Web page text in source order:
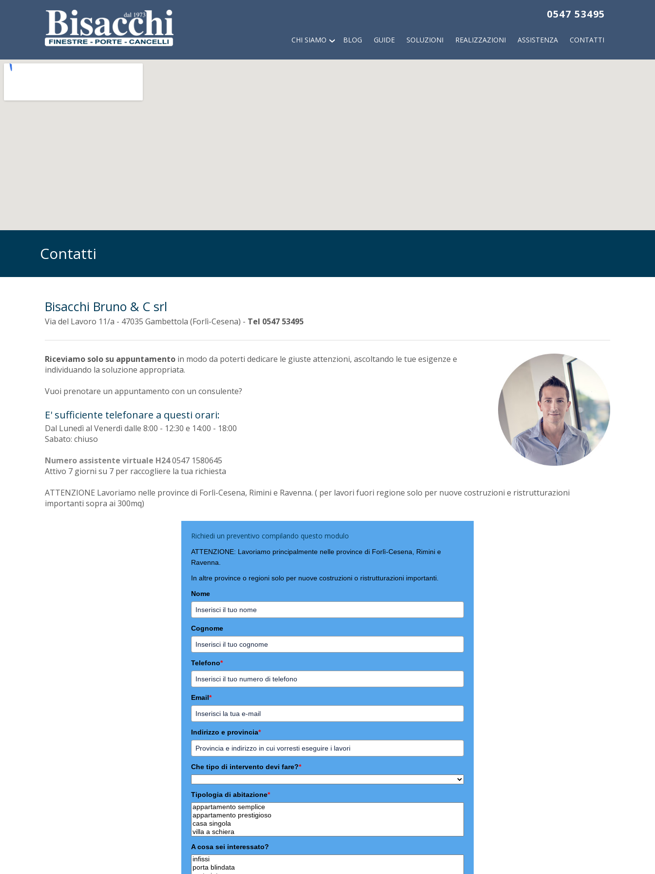
0547 53495
CHI SIAMO BLOG GUIDE SOLUZIONI REALIZZAZIONI ASSISTENZA CONTATTI
Contatti
Bisacchi Bruno & C srl
Via del Lavoro 11/a - 47035 Gambettola (Forlì-Cesena) - Tel 0547 53495
Riceviamo solo su appuntamento in modo da poterti dedicare le giuste attenzioni, ascoltando le tue esigenze e
individuando la soluzione appropriata.
Vuoi prenotare un appuntamento con un consulente?
E' sufficiente telefonare a questi orari:
Dal Lunedì al Venerdì dalle 8:00 - 12:30 e 14:00 - 18:00
Sabato: chiuso
Numero assistente virtuale H240547 1580645
Attivo 7 giorni su 7 per raccogliere la tua richiesta
ATTENZIONE Lavoriamo nelle province di Forlì-Cesena, Rimini e Ravenna. ( per lavori fuori regione solo per nuove costruzioni e ristrutturazioni
importanti sopra ai 300mq)
Richiedi un preventivo compilando questo modulo
ATTENZIONE: Lavoriamo principalmente nelle province di Forlì-Cesena, Rimini e
Ravenna.
In altre province o regioni solo per nuove costruzioni o ristrutturazioni importanti.
Nome
Cognome
Telefono*
Email*
Indirizzo e provincia*
Che tipo di intervento devi fare?*
Tipologia di abitazione*
A cosa sei interessato?